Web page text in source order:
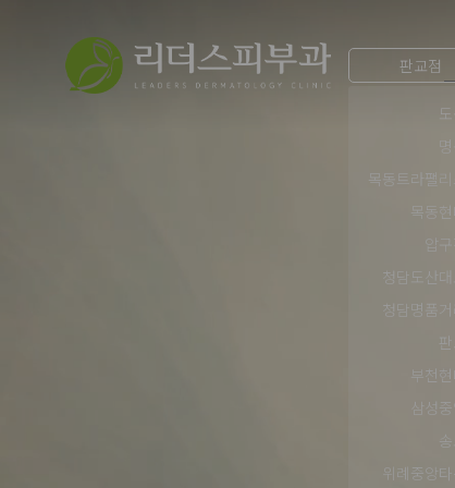
판교점
목동트라팰
목동
압
청담도산
청담명품
부천
삼성
위례중앙